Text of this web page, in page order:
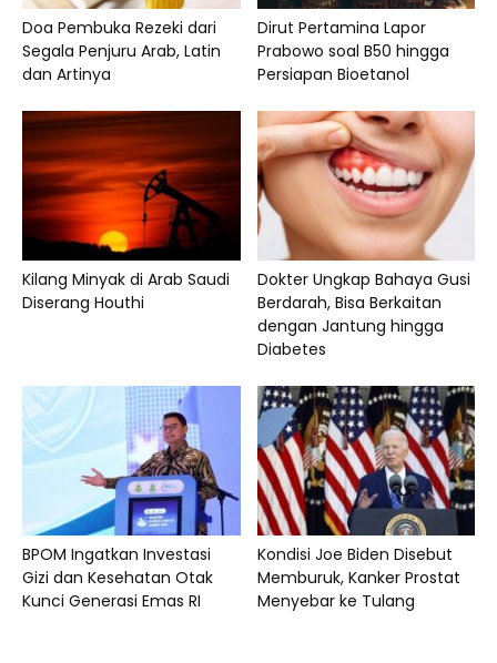
Doa Pembuka Rezeki dari
Segala Penjuru Arab, Latin
dan Artinya
Dirut Pertamina Lapor
Prabowo soal B50 hingga
Persiapan Bioetanol
Kilang Minyak di Arab Saudi
Diserang Houthi
Dokter Ungkap Bahaya Gusi
Berdarah, Bisa Berkaitan
dengan Jantung hingga
Diabetes
BPOM Ingatkan Investasi
Gizi dan Kesehatan Otak
Kunci Generasi Emas RI
Kondisi Joe Biden Disebut
Memburuk, Kanker Prostat
Menyebar ke Tulang